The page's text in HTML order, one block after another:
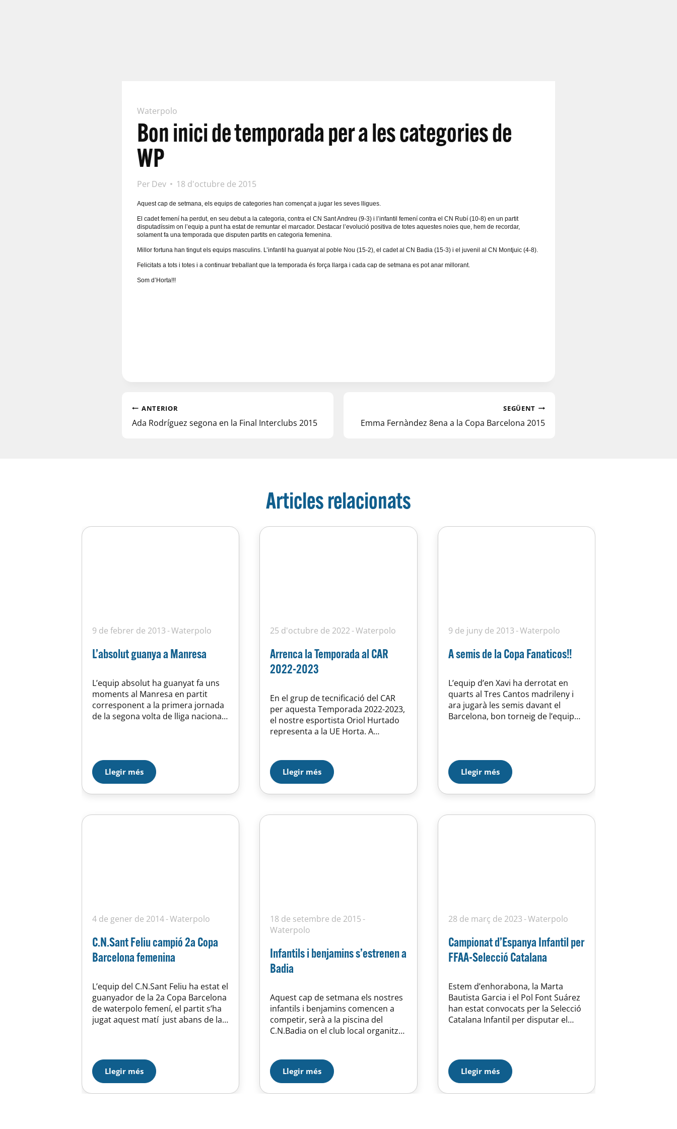
Waterpolo
Bon inici de temporada per a les categories de
WP
Per Dev 18 d'octubre de 2015
Aquest cap de setmana, els equips de categories han començat a jugar les seves lligues.
El cadet femení ha perdut, en seu debut a la categoria, contra el CN Sant Andreu (9-3) i l’infantil femení contra el CN Rubí (10-8) en un partit
disputadíssim on l’equip a punt ha estat de remuntar el marcador. Destacar l’evolució positiva de totes aquestes noies que, hem de recordar,
solament fa una temporada que disputen partits en categoria femenina.
Millor fortuna han tingut els equips masculins. L’infantil ha guanyat al poble Nou (15-2), el cadet al CN Badia (15-3) i el juvenil al CN Montjuic (4-8).
Felicitats a tots i totes i a continuar treballant que la temporada és força llarga i cada cap de setmana es pot anar millorant.
Som d’Horta!!!
ANTERIOR
Ada Rodríguez segona en la Final Interclubs 2015
SEGÜENT
Emma Fernàndez 8ena a la Copa Barcelona 2015
Articles relacionats
9 de febrer de 2013 Waterpolo
L’absolut guanya a Manresa
L’equip absolut ha guanyat fa uns
moments al Manresa en partit
corresponent a la primera jornada
de la segona volta de lliga nacional,
Llegir més
25 d'octubre de 2022 Waterpolo
Arrenca la Temporada al CAR
2022-2023
En el grup de tecnificació del CAR
per aquesta Temporada 2022-2023,
el nostre esportista Oriol Hurtado
representa a la UE Horta. A
Llegir més
9 de juny de 2013 Waterpolo
A semis de la Copa Fanaticos!!
L’equip d’en Xavi ha derrotat en
quarts al Tres Cantos madrileny i
ara jugarà les semis davant el
Barcelona, bon torneig de l’equip
Llegir més
4 de gener de 2014 Waterpolo
C.N.Sant Feliu campió 2a Copa
Barcelona femenina
L’equip del C.N.Sant Feliu ha estat el
guanyador de la 2a Copa Barcelona
de waterpolo femení, el partit s’ha
jugat aquest matí just abans de la
categoria i ens ha regalat un bon i
entretingut partit de…
Llegir més
18 de setembre de 2015
Waterpolo
Infantils i benjamins s’estrenen a
Badia
Aquest cap de setmana els nostres
infantils i benjamins comencen a
competir, serà a la piscina del
C.N.Badia on el club local organitza
preparar la temporada oficial i que
servirà per rodar als nostres joves
jugadors. Sort !!!!
Llegir més
28 de març de 2023 Waterpolo
Campionat d’Espanya Infantil per
FFAA-Selecció Catalana
Estem d’enhorabona, la Marta
Bautista Garcia i el Pol Font Suárez
han estat convocats per la Selecció
Catalana Infantil per disputar el
(Madrid). Un cop més aquest és el
reconeixement per part de
nataciocat a la UEH i…
Llegir més